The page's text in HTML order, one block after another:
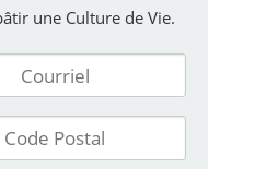
une Culture de Vie.